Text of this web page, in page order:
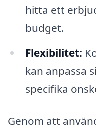
hitta ett
budget.
Flexibilitet:
kan anpassa
specifika
Genom att